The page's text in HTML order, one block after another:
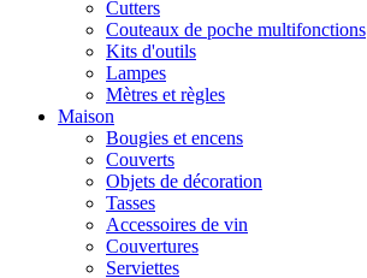
Cutters
Couteaux de poche multifonctions
Kits d'outils
Lampes
Mètres et règles
Maison
Bougies et encens
Couverts
Objets de décoration
Tasses
Accessoires de vin
Couvertures
Serviettes